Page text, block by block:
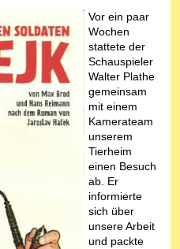
Vor ein paar
Wochen
stattete der
Schauspieler
Walter Plathe
gemeinsam
mit einem
Kamerateam
unserem
Tierheim
einen Besuch
ab. Er
informierte
sich über
unsere Arbeit
und packte